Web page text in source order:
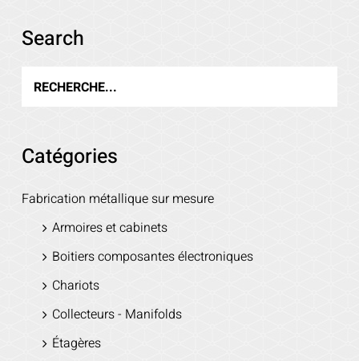
Search
Catégories
Fabrication métallique sur mesure
Armoires et cabinets
Boitiers composantes électroniques
Chariots
Collecteurs - Manifolds
Étagères